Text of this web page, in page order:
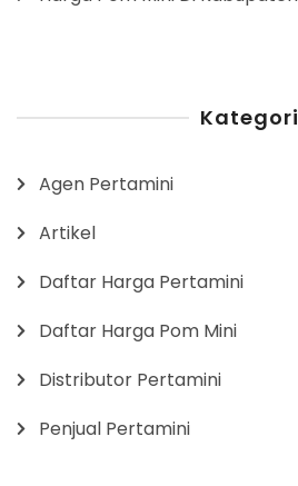
Kategori
Agen Pertamini
Artikel
Daftar Harga Pertamini
Daftar Harga Pom Mini
Distributor Pertamini
Penjual Pertamini